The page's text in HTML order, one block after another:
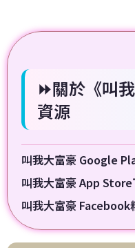
⏩關於《叫
資源
叫我大富豪 Google
叫我大富豪 App Store
叫我大富豪 Facebook